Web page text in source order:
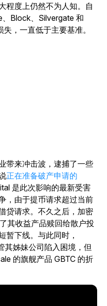
程度上仍然不为人知。自
Block、Silvergate 和
，一直低于主要基准。
带来冲击波，逮捕了一些
正在准备破产申请的
是此次影响的最新受害
，由于提币请求超过当前
贷请求。不久之后，加密
其收益产品赎回给散户投
暂下线。与此同时，
其姊妹公司陷入困境，但
的旗舰产品 GBTC 的折